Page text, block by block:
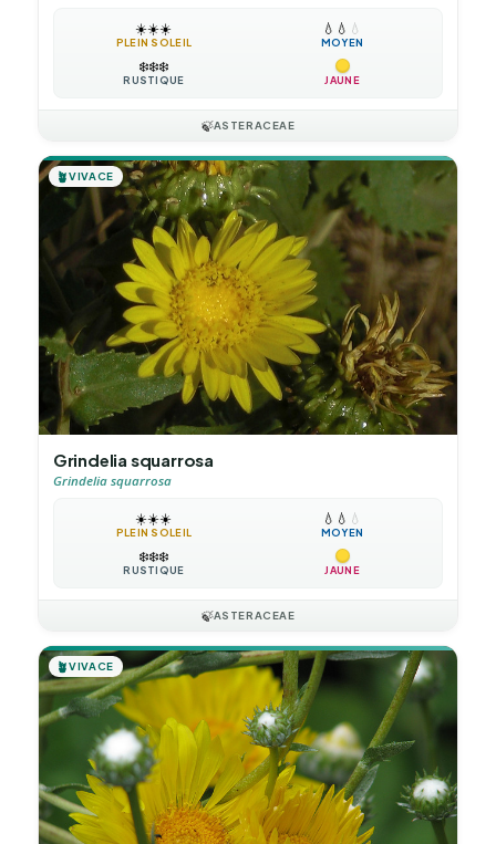
☀️☀️☀️
PLEIN SOLEIL
💧 💧 💧
MOYEN
❄️❄️❄️
RUSTIQUE JAUNE
🍃ASTERACEAE
🪴VIVACE
Grindelia squarrosa
Grindelia squarrosa
☀️☀️☀️
PLEIN SOLEIL
💧 💧 💧
MOYEN
❄️❄️❄️
RUSTIQUE JAUNE
🍃ASTERACEAE
🪴VIVACE